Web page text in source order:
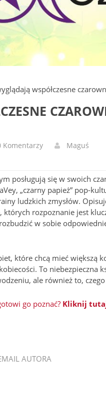
współczesne
Komentarzy Maguś
posługują się w swoich
„czarny papież” pop-
ludzkich zmysłów.
rozpoznanie jest
w sobie
które chcą mieć większą
To niebezpieczna
ale również to,
go poznać? Kliknij
AUTORA